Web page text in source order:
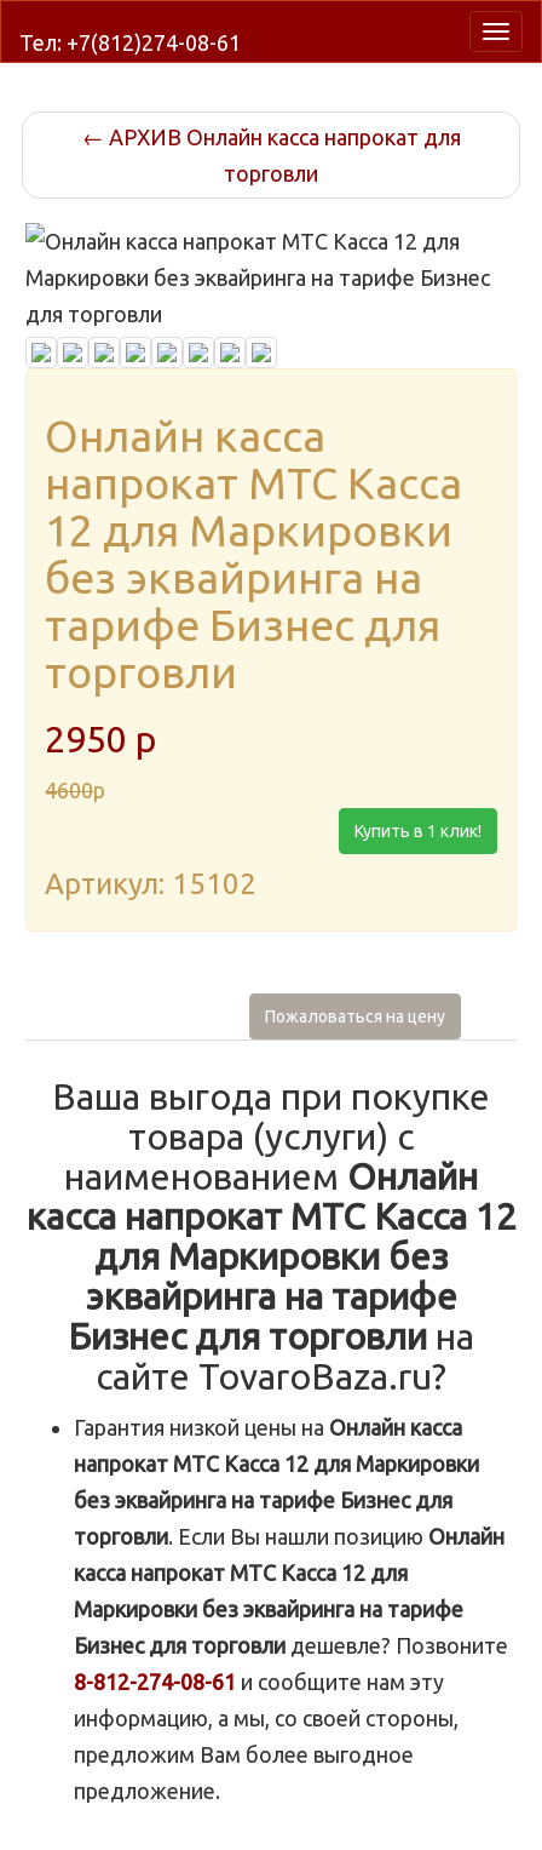
Тел: +7(812)274-08-61
← АРХИВ Онлайн касса напрокат для
торговли
Онлайн касса
напрокат МТС Касса
12 для Маркировки
без эквайринга на
тарифе Бизнес для
торговли
2950 p
4600p
Купить в 1 клик!
Артикул: 15102
Пожаловаться на цену
Ваша выгода при покупке
товара (услуги) с
наименованием Онлайн
касса напрокат МТС Касса 12
для Маркировки без
эквайринга на тарифе
Бизнес для торговли на
сайте TovaroBaza.ru?
Гарантия низкой цены на Онлайн касса
напрокат МТС Касса 12 для Маркировки
без эквайринга на тарифе Бизнес для
торговли. Если Вы нашли позицию Онлайн
касса напрокат МТС Касса 12 для
Маркировки без эквайринга на тарифе
Бизнес для торговли дешевле? Позвоните
8-812-274-08-61 и сообщите нам эту
информацию, а мы, со своей стороны,
предложим Вам более выгодное
предложение.